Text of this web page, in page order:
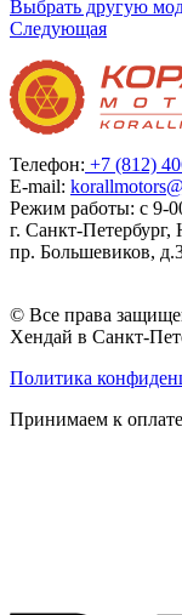
Выбрать другую
Следующая
Телефон: +7 (812)
E-mail:
Режим работы: с 9-
г. Санкт-Петербург,
пр. Большевиков,
© Все права
Хендай в Санкт-
Политика
Принимаем к